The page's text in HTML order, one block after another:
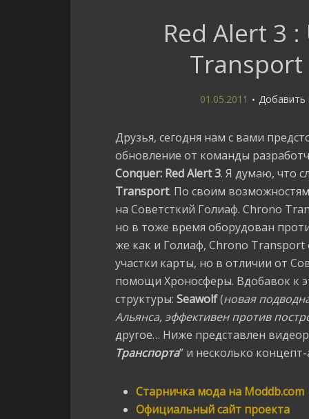
Red Alert 3
Transport
01.05.2011 Добавить
Друзья, сегодня нам с вами
обновление от команды
Conquer: Red Alert 3. Я думаю, что
Transport. По своим
на Советсткий Голиаф. Chrono
но в тоже время оборудован
же как и Голиаф, Chrono Transport
участки карты, но в отличии от
помощи Хроносферы. Вдобавок к
структуры: Seawolf(новая
Альянса, эффективен против
другое… Ниже представлен
Транспорта” и несколько
Старничка мода на Moddb.com
Официальный сайт проекта